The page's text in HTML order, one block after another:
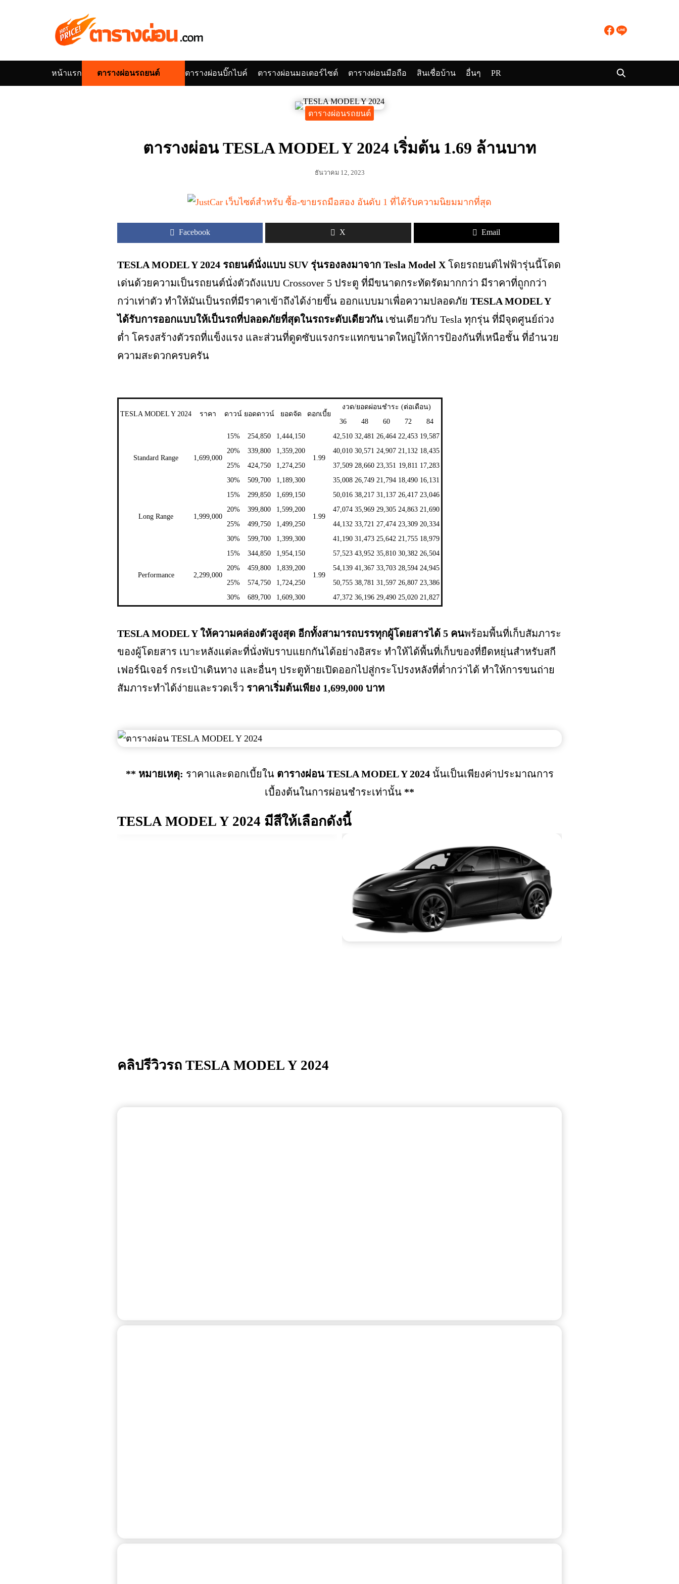
หน้าแรก ตารางผ่อนรถยนต์ ตารางผ่อนบิ๊กไบค์ ตารางผ่อนมอเตอร์ไซต์ ตารางผ่อนมือถือ สินเชื่อบ้าน อื่นๆ
PR
ตารางผ่อนรถยนต์
ตารางผ่อน TESLA MODEL Y 2024 เริ่มต้น 1.69 ล้านบาท
ธันวาคม 12, 2023
Facebook X Email
TESLA MODEL Y 2024 รถยนต์นั่งแบบ SUV รุ่นรองลงมาจาก Tesla Model Xโดยรถยนต์ไฟฟ้ารุ่นนี้โดด
เด่นด้วยความเป็นรถยนต์นั่งตัวถังแบบ Crossover 5 ประตู ที่มีขนาดกระทัดรัดมากกว่า มีราคาที่ถูกกว่า
กว่าเท่าตัว ทำให้มันเป็นรถที่มีราคาเข้าถึงได้ง่ายขึ้น ออกแบบมาเพื่อความปลอดภัย TESLA MODEL Y
ได้รับการออกแบบให้เป็นรถที่ปลอดภัยที่สุดในรถระดับเดียวกัน เช่นเดียวกับ Tesla ทุกรุ่น ที่มีจุดศูนย์ถ่วง
ต่ำ โครงสร้างตัวรถที่แข็งแรง และส่วนที่ดูดซับแรงกระแทกขนาดใหญ่ให้การป้องกันที่เหนือชั้น ที่อำนวย
ความสะดวกครบครัน
TESLA MODEL Y 2024 ราคา ดาวน์ ยอดดาวน์ ยอดจัด ดอกเบี้ย
งวด/ยอดผ่อนชำระ (ต่อเดือน)
36
48 60 72 84
Standard Range 1,699,000
15% 254,850 1,444,150
1.99
42,510 32,481 26,464 22,453 19,587
20%
339,800 1,359,200 40,010 30,571 24,907 21,132 18,435
25%
424,750 1,274,250 37,509 28,660 23,351 19,811 17,283
30%
509,700 1,189,300 35,008 26,749 21,794 18,490 16,131
Long Range 1,999,000
15% 299,850 1,699,150
1.99
50,016 38,217 31,137 26,417 23,046
20%
399,800 1,599,200 47,074 35,969 29,305 24,863 21,690
25%
499,750 1,499,250 44,132 33,721 27,474 23,309 20,334
30%
599,700 1,399,300 41,190 31,473 25,642 21,755 18,979
Performance 2,299,000
15% 344,850 1,954,150
1.99
57,523 43,952 35,810 30,382 26,504
20%
459,800 1,839,200 54,139 41,367 33,703 28,594 24,945
25%
574,750 1,724,250 50,755 38,781 31,597 26,807 23,386
30%
689,700 1,609,300 47,372 36,196 29,490 25,020 21,827
TESLA MODEL Y ให้ความคล่องตัวสูงสุด อีกทั้งสามารถบรรทุกผู้โดยสารได้ 5 คนพร้อมพื้นที่เก็บสัมภาระ
ของผู้โดยสาร เบาะหลังแต่ละที่นั่งพับราบแยกกันได้อย่างอิสระ ทำให้ได้พื้นที่เก็บของที่ยืดหยุ่นสำหรับสกี
เฟอร์นิเจอร์ กระเป๋าเดินทาง และอื่นๆ ประตูท้ายเปิดออกไปสู่กระโปรงหลังที่ต่ำกว่าได้ ทำให้การขนถ่าย
สัมภาระทำได้ง่ายและรวดเร็ว ราคาเริ่มต้นเพียง 1,699,000 บาท
** หมายเหตุ: ราคาและดอกเบี้ยใน ตารางผ่อน TESLA MODEL Y 2024นั้นเป็นเพียงค่าประมาณการ
เบื้องต้นในการผ่อนชำระเท่านั้น **
TESLA MODEL Y 2024 มีสีให้เลือกดังนี้
คลิปรีวิวรถ TESLA MODEL Y 2024